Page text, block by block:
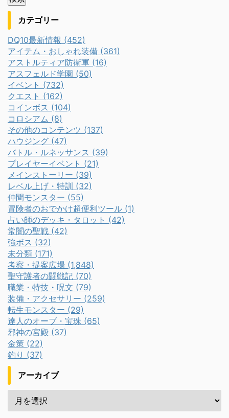
カテゴリー
DQ10最新情報 (452)
アイテム・おしゃれ装備 (361)
アストルティア防衛軍 (16)
アスフェルド学園 (50)
イベント (732)
クエスト (162)
コインボス (104)
コロシアム (8)
その他のコンテンツ (137)
ハウジング (47)
バトル・ルネッサンス (39)
プレイヤーイベント (21)
メインストーリー (39)
レベル上げ・特訓 (32)
仲間モンスター (55)
冒険者のおでかけ超便利ツール (1)
占い師のデッキ・タロット (42)
常闇の聖戦 (42)
強ボス (32)
未分類 (171)
考察・提案広場 (1,848)
聖守護者の闘戦記 (70)
職業・特技・呪文 (79)
装備・アクセサリー (259)
転生モンスター (29)
達人のオーブ・宝珠 (65)
邪神の宮殿 (37)
金策 (22)
釣り (37)
アーカイブ